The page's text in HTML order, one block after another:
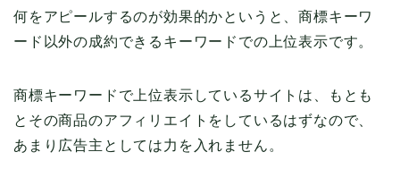
何をアピールするのが効果的かというと、商標キーワ
ード以外の成約できるキーワードでの上位表示です。
商標キーワードで上位表示しているサイトは、もとも
とその商品のアフィリエイトをしているはずなので、
あまり広告主としては力を入れません。